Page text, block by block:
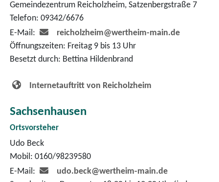
Gemeindezentrum Reicholzheim, Satzenbergstraße 7
Telefon: 09342/6676
E-Mail:
reicholzheim@wertheim-main.de
Öffnungszeiten: Freitag 9 bis 13 Uhr
Besetzt durch: Bettina Hildenbrand
Internetauftritt von Reicholzheim
Sachsenhausen
Ortsvorsteher
Udo Beck
Mobil: 0160/98239580
E-Mail:
udo.beck@wertheim-main.de